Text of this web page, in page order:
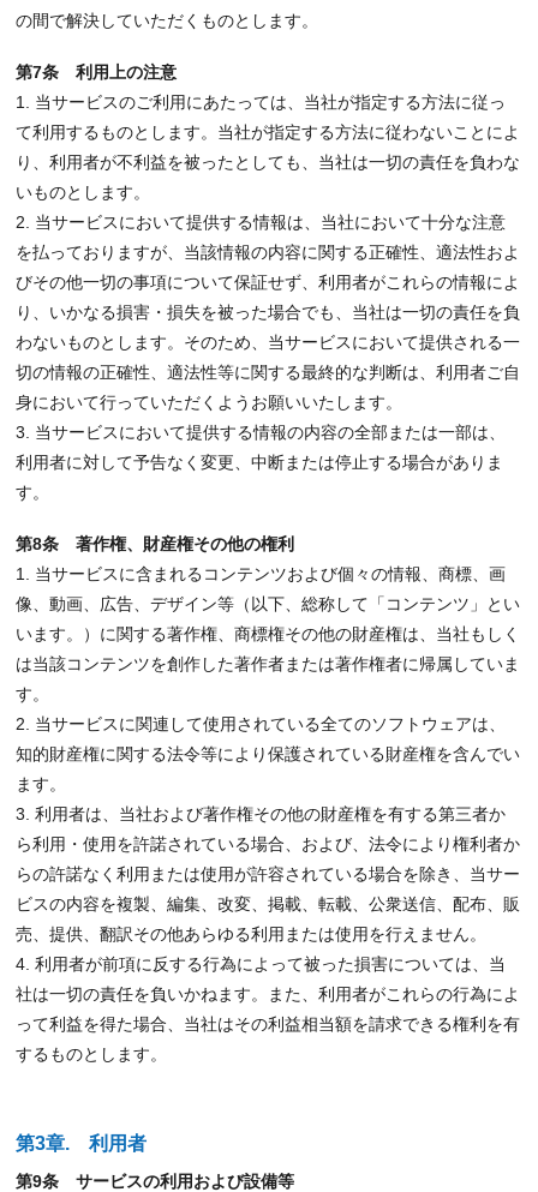
の間で解決していただくものとします。
第7条 利用上の注意
1. 当サービスのご利用にあたっては、当社が指定する方法に従っ
て利用するものとします。当社が指定する方法に従わないことによ
り、利用者が不利益を被ったとしても、当社は一切の責任を負わな
いものとします。
2. 当サービスにおいて提供する情報は、当社において十分な注意
を払っておりますが、当該情報の内容に関する正確性、適法性およ
びその他一切の事項について保証せず、利用者がこれらの情報によ
り、いかなる損害・損失を被った場合でも、当社は一切の責任を負
わないものとします。そのため、当サービスにおいて提供される一
切の情報の正確性、適法性等に関する最終的な判断は、利用者ご自
身において行っていただくようお願いいたします。
3. 当サービスにおいて提供する情報の内容の全部または一部は、
利用者に対して予告なく変更、中断または停止する場合がありま
す。
第8条 著作権、財産権その他の権利
1. 当サービスに含まれるコンテンツおよび個々の情報、商標、画
像、動画、広告、デザイン等（以下、総称して「コンテンツ」とい
います。）に関する著作権、商標権その他の財産権は、当社もしく
は当該コンテンツを創作した著作者または著作権者に帰属していま
す。
2. 当サービスに関連して使用されている全てのソフトウェアは、
知的財産権に関する法令等により保護されている財産権を含んでい
ます。
3. 利用者は、当社および著作権その他の財産権を有する第三者か
ら利用・使用を許諾されている場合、および、法令により権利者か
らの許諾なく利用または使用が許容されている場合を除き、当サー
ビスの内容を複製、編集、改変、掲載、転載、公衆送信、配布、販
売、提供、翻訳その他あらゆる利用または使用を行えません。
4. 利用者が前項に反する行為によって被った損害については、当
社は一切の責任を負いかねます。また、利用者がこれらの行為によ
って利益を得た場合、当社はその利益相当額を請求できる権利を有
するものとします。
第3章. 利用者
第9条 サービスの利用および設備等